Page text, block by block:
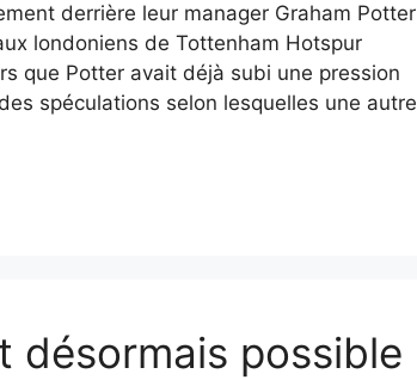
derrière leur manager Graham Potter
londoniens de Tottenham Hotspur
que Potter avait déjà subi une pression
spéculations selon lesquelles une autre
désormais possible